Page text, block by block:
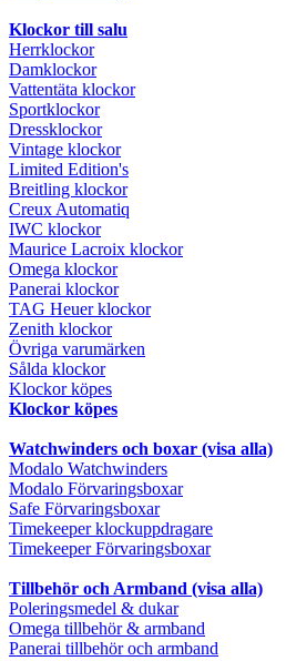
Klockor till salu
Herrklockor
Damklockor
Vattentäta klockor
Sportklockor
Dressklockor
Vintage klockor
Limited Edition's
Breitling klockor
Creux Automatiq
IWC klockor
Maurice Lacroix klockor
Omega klockor
Panerai klockor
TAG Heuer klockor
Zenith klockor
Övriga varumärken
Sålda klockor
Klockor köpes
Klockor köpes
Watchwinders och boxar (visa alla)
Modalo Watchwinders
Modalo Förvaringsboxar
Safe Förvaringsboxar
Timekeeper klockuppdragare
Timekeeper Förvaringsboxar
Tillbehör och Armband (visa alla)
Poleringsmedel & dukar
Omega tillbehör & armband
Panerai tillbehör och armband